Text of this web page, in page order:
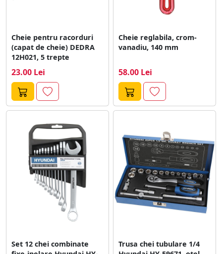
Cheie pentru racorduri
(capat de cheie) DEDRA
12H021, 5 trepte
23.00 Lei
Cheie reglabila, crom-
vanadiu, 140 mm
58.00 Lei
Set 12 chei combinate
Trusa chei tubulare 1/4